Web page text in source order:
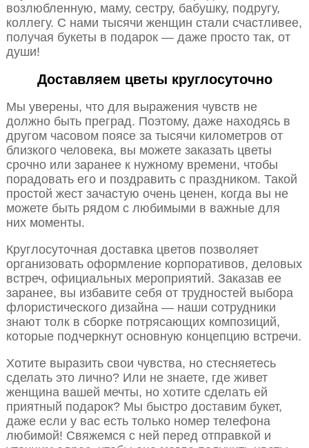
возлюбленную, маму, сестру, бабушку, подругу,
коллегу. С нами тысячи женщин стали счастливее,
получая букеты в подарок — даже просто так, от
души!
Доставляем цветы круглосуточно
Мы уверены, что для выражения чувств не
должно быть преград. Поэтому, даже находясь в
другом часовом поясе за тысячи километров от
близкого человека, вы можете заказать цветы
срочно или заранее к нужному времени, чтобы
порадовать его и поздравить с праздником. Такой
простой жест зачастую очень ценен, когда вы не
можете быть рядом с любимыми в важные для
них моменты.
Круглосуточная доставка цветов позволяет
организовать оформление корпоративов, деловых
встреч, официальных мероприятий. Заказав ее
заранее, вы избавите себя от трудностей выбора
флористического дизайна — наши сотрудники
знают толк в сборке потрясающих композиций,
которые подчеркнут основную концепцию встречи.
Хотите выразить свои чувства, но стесняетесь
сделать это лично? Или не знаете, где живет
женщина вашей мечты, но хотите сделать ей
приятный подарок? Мы быстро доставим букет,
даже если у вас есть только номер телефона
любимой! Свяжемся с ней перед отправкой и